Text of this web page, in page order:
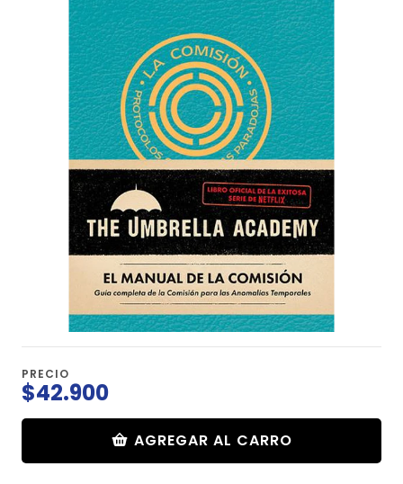
PRECIO
$42.900
AGREGAR AL CARRO